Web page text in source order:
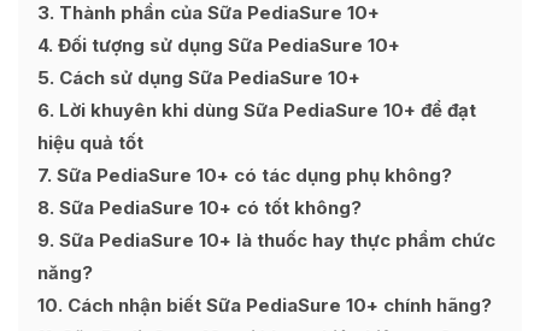
3 Thành phần của Sữa PediaSure 10+
4 Đối tượng sử dụng Sữa PediaSure 10+
5 Cách sử dụng Sữa PediaSure 10+
6 Lời khuyên khi dùng Sữa PediaSure 10+ để đạt
hiệu quả tốt
7 Sữa PediaSure 10+ có tác dụng phụ không?
8 Sữa PediaSure 10+ có tốt không?
9 Sữa PediaSure 10+ là thuốc hay thực phẩm chức
năng?
10 Cách nhận biết Sữa PediaSure 10+ chính hãng?